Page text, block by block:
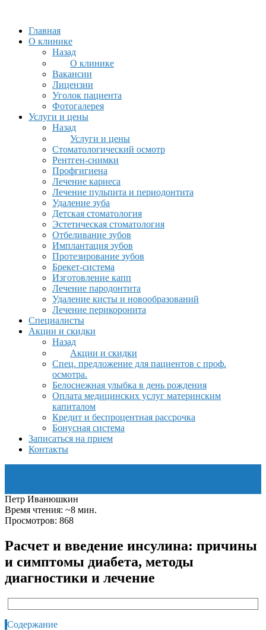
Главная
О клинике
Назад
О клинике
Вакансии
Лицензии
Уголок пациента
Фотогалерея
Услуги и цены
Назад
Услуги и цены
Стоматологический осмотр
Рентген-снимки
Профгигиена
Лечение кариеса
Лечение пульпита и периодонтита
Удаление зуба
Детская стоматология
Эстетическая стоматология
Отбеливание зубов
Имплантация зубов
Протезирование зубов
Брекет-система
Изготовление капп
Лечение пародонтита
Удаление кисты и новообразований
Лечение перикоронита
Специалисты
Акции и скидки
Назад
Акции и скидки
Спец. предложение для пациентов с проф.
осмотра.
Белоснежная улыбка в день рождения
Оплата медицинских услуг материнским
капиталом
Кредит и беспроцентная рассрочка
Бонусная система
Записаться на прием
Контакты
Петр Иванюшкин
Время чтения: ~8 мин.
Просмотров: 868
Расчет и введение инсулина: причины
и симптомы диабета, методы
диагностики и лечение
Содержание